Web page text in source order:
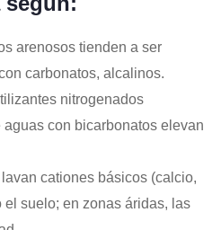
arenosos tienden a ser
carbonatos, alcalinos.
nitrogenados
con bicarbonatos elevan
cationes básicos (calcio,
suelo; en zonas áridas, las